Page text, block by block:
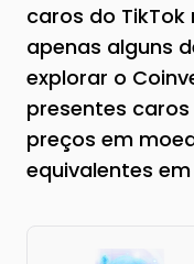
caros do
apenas alguns
explorar o
presentes
preços em
equivalentes